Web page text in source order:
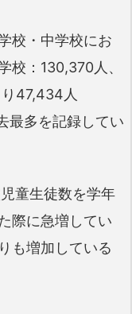
校・中学校にお
校：130,370人、
47,434人
最多を記録してい
童生徒数を学年
際に急増してい
も増加している